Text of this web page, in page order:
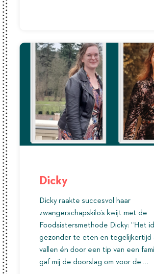
Dicky
Dicky raakte succesvol haar
zwangerschapskilo’s kwijt met de
Foodsistersmethode Dicky: “Het
gezonder te eten en tegelijkertijd
vallen én door een tip van een
gaf mij de doorslag om voor de …